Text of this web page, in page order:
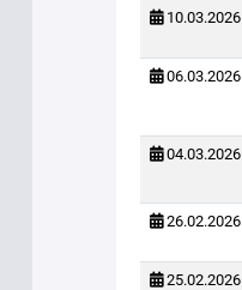
10.03.2026
06.03.2026
04.03.2026
26.02.2026
25.02.2026